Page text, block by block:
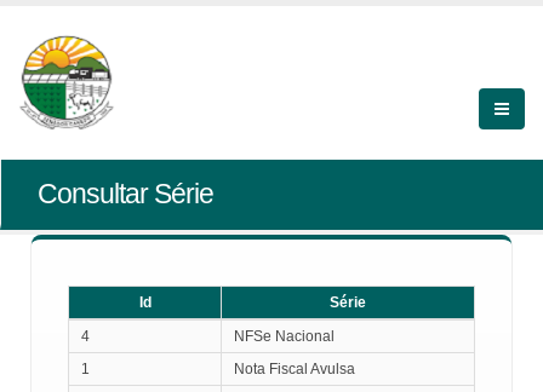
Consultar Série
Id
Série
Série
4
NFSe Nacional
1
Nota Fiscal Avulsa